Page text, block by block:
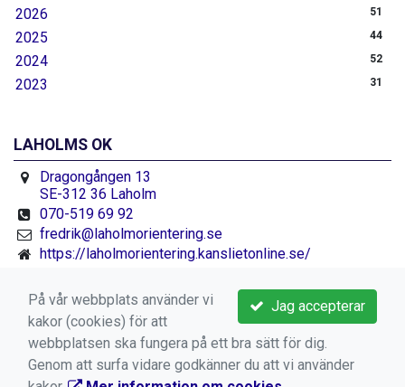
2026 51
2025 44
2024 52
2023 31
LAHOLMS OK
Dragongången 13
SE-312 36 Laholm
070-519 69 92
fredrik@laholmorientering.se
https://laholmorientering.kanslietonline.se/
Jag accepterar
På vår webbplats använder vi
kakor (cookies) för att
webbplatsen ska fungera på ett bra sätt för dig.
Genom att surfa vidare godkänner du att vi använder